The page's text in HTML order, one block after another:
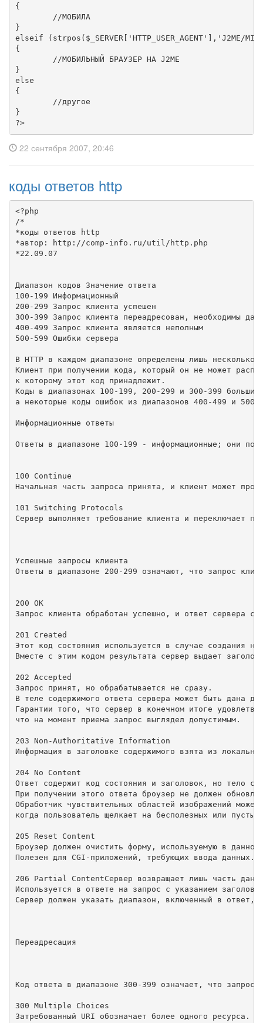
{
}
elseif (strpos($_SERVER['HTTP_USER_AGENT'],'J2ME/
{
}
else
{
}
?>
22 сентября 2007, 20:46
коды ответов http
<?php
/*
*коды ответов http
*автор: http://comp-info.ru/util/http.php
*22.09.07
Диапазон кодов Значение ответа
100-199 Информационный
200-299 Запрос клиента успешен
300-399 Запрос клиента переадресован, необходимы
400-499 Запрос клиента является неполным
500-599 Ошибки сервера
В HTTP в каждом диапазоне определены лишь
Клиент при получении кода, который он не может
к которому этот код принадлежит.
Коды в диапазонах 100-199, 200-299 и 300-399
а некоторые коды ошибок из диапазонов 400-499 и
Информационные ответы
Ответы в диапазоне 100-199 - информационные; они
100 Continue
Начальная часть запроса принята, и клиент может
101 Switching Protocols
Сервер выполняет требование клиента и переключает
Успешные запросы клиента
Ответы в диапазоне 200-299 означают, что запрос
200 OK
Запрос клиента обработан успешно, и ответ сервера
201 Created
Этот код состояния используется в случае создания
Вместе с этим кодом результата сервер выдает
202 Accepted
Запрос принят, но обрабатывается не сразу.
В теле содержимого ответа сервера может быть дана
Гарантии того, что сервер в конечном итоге
что на момент приема запрос выглядел допустимым.
203 Non-Authoritative Information
Информация в заголовке содержимого взята из
204 No Content
Ответ содержит код состояния и заголовок, но тело
При получении этого ответа броузер не должен
Обработчик чувствительных областей изображений
когда пользователь щелкает на бесполезных или
205 Reset Content
Броузер должен очистить форму, используемую в
Полезен для CGI-приложений, требующих ввода данных.
206 Partial ContentСервер возвращает лишь часть
Используется в ответе на запрос с указанием
Сервер должен указать диапазон, включенный в ответ,
Переадресация
Код ответа в диапазоне 300-399 означает, что запрос
300 Multiple Choices
Затребованный URI обозначает более одного ресурса.